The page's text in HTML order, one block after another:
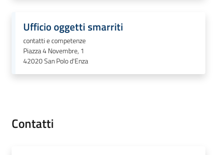
Ufficio oggetti smarriti
contatti e competenze
Piazza 4 Novembre, 1
42020San Polo d'Enza
Contatti